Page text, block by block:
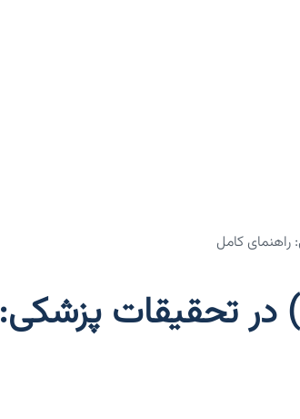
تحلیل بقا (Survival Analysis) در تحقیقات پزشکی: